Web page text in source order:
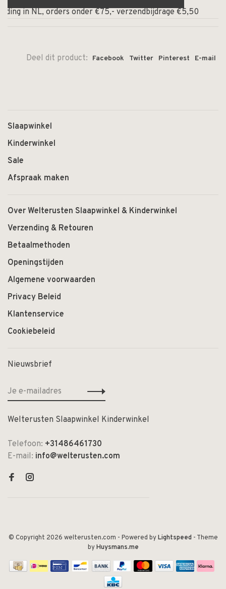
in NL, orders onder €75,- verzendbijdrage €5,50
Deel dit product: Facebook Twitter Pinterest E-mail
Slaapwinkel
Kinderwinkel
Sale
Afspraak maken
Over Welterusten Slaapwinkel & Kinderwinkel
Verzending & Retouren
Betaalmethoden
Openingstijden
Algemene voorwaarden
Privacy Beleid
Klantenservice
Cookiebeleid
Nieuwsbrief
Welterusten Slaapwinkel Kinderwinkel
Telefoon: +31486461730
E-mail: info@welterusten.com
© Copyright 2026 welterusten.com - Powered byLightspeed- Theme
byHuysmans.me